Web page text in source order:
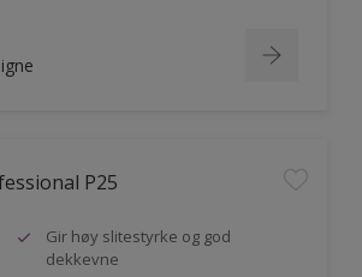
P25
Gir høy slitestyrke og god
dekkevne